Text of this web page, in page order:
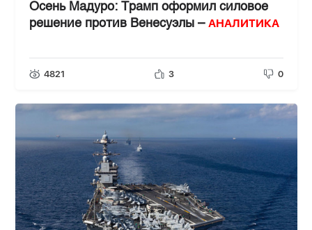
Осень Мадуро: Трамп оформил силовое
решение против Венесуэлы – АНАЛИТИКА
4821 3 0